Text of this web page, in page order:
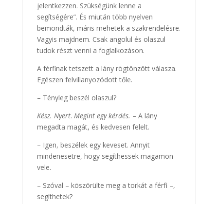
jelentkezzen. Szükségünk lenne a
segítségére”. És miután több nyelven
bemondták, máris mehetek a szakrendelésre.
Vagyis majdnem. Csak angolul és olaszul
tudok részt venni a foglalkozáson.
A férfinak tetszett a lány rögtönzött válasza.
Egészen felvillanyozódott tőle.
– Tényleg beszél olaszul?
Kész. Nyert. Megint egy kérdés. – A lány
megadta magát, és kedvesen felelt.
– Igen, beszélek egy keveset. Annyit
mindenesetre, hogy segíthessek magamon
vele.
– Szóval – köszörülte meg a torkát a férfi –,
segíthetek?